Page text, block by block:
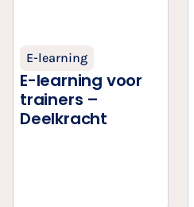
E-learning
E-learning voor
trainers –
Deelkracht